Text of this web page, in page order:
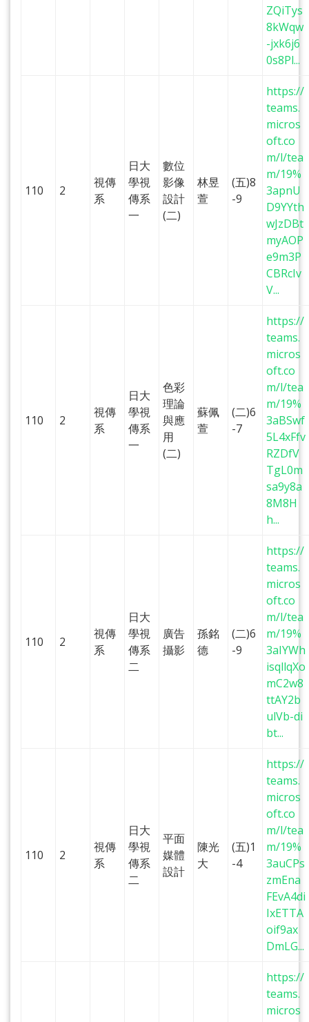
ZQiTys
8kWqw
-jxk6j6
0s8Pl...
110 2
視傳
系
日大
學視
傳系
一
數位
影像
設計
(二)
林昱
萱
(五)8
-9
https://
teams.
micros
oft.co
m/l/tea
m/19%
3apnU
D9YYth
wJzDBt
myAOP
e9m3P
CBRcIv
V...
110 2
視傳
系
日大
學視
傳系
一
色彩
理論
與應
用
(二)
蘇佩
萱
(二)6
-7
https://
teams.
micros
oft.co
m/l/tea
m/19%
3aBSwf
5L4xFfv
RZDfV
TgL0m
sa9y8a
8M8H
h...
110 2
視傳
系
日大
學視
傳系
二
廣告
攝影
孫銘
德
(二)6
-9
https://
teams.
micros
oft.co
m/l/tea
m/19%
3aIYWh
isqllqXo
mC2w8
ttAY2b
ulVb-di
bt...
110 2
視傳
系
日大
學視
傳系
二
平面
媒體
設計
陳光
大
(五)1
-4
https://
teams.
micros
oft.co
m/l/tea
m/19%
3auCPs
zmEna
FEvA4di
IxETTA
oif9ax
DmLG...
https://
teams.
micros